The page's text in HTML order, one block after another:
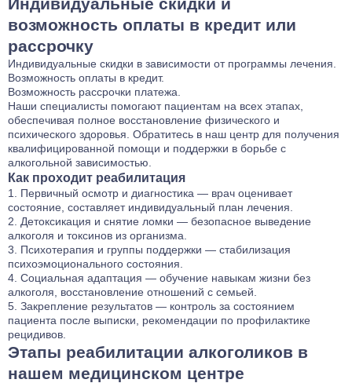
возможность оплаты в кредит или
рассрочку
Индивидуальные скидки в зависимости от программы лечения.
Возможность оплаты в кредит.
Возможность рассрочки платежа.
Наши специалисты помогают пациентам на всех этапах,
обеспечивая полное восстановление физического и
психического здоровья. Обратитесь в наш центр для получения
квалифицированной помощи и поддержки в борьбе с
алкогольной зависимостью.
Как проходит реабилитация
Первичный осмотр и диагностика — врач оценивает
состояние, составляет индивидуальный план лечения.
Детоксикация и снятие ломки — безопасное выведение
алкоголя и токсинов из организма.
Психотерапия и группы поддержки — стабилизация
психоэмоционального состояния.
Социальная адаптация — обучение навыкам жизни без
алкоголя, восстановление отношений с семьей.
Закрепление результатов — контроль за состоянием
пациента после выписки, рекомендации по профилактике
рецидивов.
Этапы реабилитации алкоголиков в
нашем медицинском центре